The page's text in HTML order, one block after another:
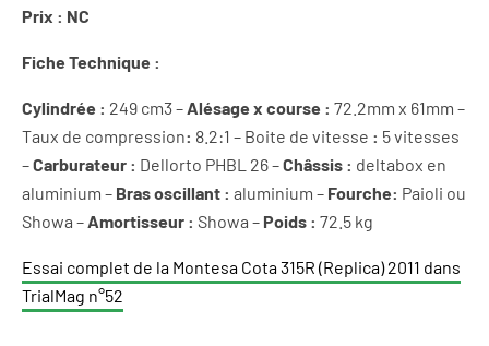
Prix : NC
Fiche Technique :
Cylindrée : 249 cm3 –Alésage x course : 72.2mm x 61mm –
Taux de compression: 8.2:1 – Boite de vitesse : 5 vitesses
–Carburateur : Dellorto PHBL 26 –Châssis : deltabox en
aluminium – Bras oscillant : aluminium – Fourche: Paioli ou
Showa –Amortisseur : Showa – Poids : 72.5 kg
Essai complet de la Montesa Cota 315R (Replica) 2011 dans
TrialMag n°52